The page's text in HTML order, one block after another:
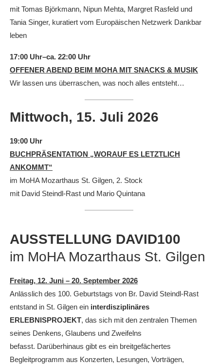
mit Tomas Björkmann, Nipun Mehta, Margret Rasfeld und
Tania Singer, kuratiert vom Europäischen Netzwerk Dankbar
leben
17:00 Uhr–ca. 22:00 Uhr
OFFENER ABEND BEIM MOHA MIT SNACKS & MUSIK
Wir lassen uns überraschen, was noch alles entsteht…
Mittwoch, 15. Juli 2026
19:00 Uhr
BUCHPRÄSENTATION „WORAUF ES LETZTLICH
ANKOMMT“
im MoHA Mozarthaus St. Gilgen, 2. Stock
mit David Steindl-Rast und Mario Quintana
AUSSTELLUNG DAVID100
im MoHA Mozarthaus St. Gilgen
Freitag, 12. Juni – 20. September 2026
Anlässlich des 100. Geburtstags von Br. David Steindl-Rast
entstand in St. Gilgen ein interdisziplinäres
ERLEBNISPROJEKT, das sich mit den zentralen Themen
seines Denkens, Glaubens und Zweifelns
befasst. Darüberhinaus gibt es ein breitgefächertes
Begleitprogramm aus Konzerten, Lesungen, Vorträgen,